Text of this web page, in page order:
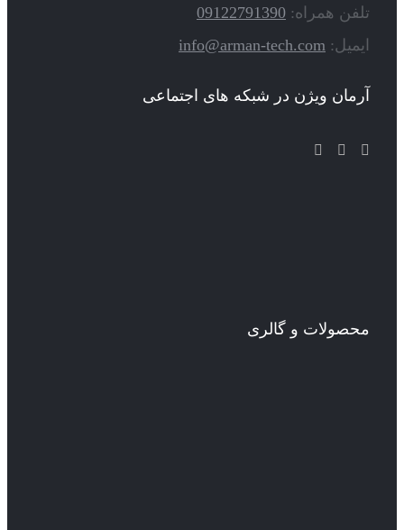
تلفن همراه: 09122791390
ایمیل: info@arman-tech.com
آرمان ویژن در شبکه های اجتماعی
محصولات و گالری